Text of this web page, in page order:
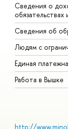
Сведения о
Сведения об
Людям с
Единая
Работа в Вышке
http://